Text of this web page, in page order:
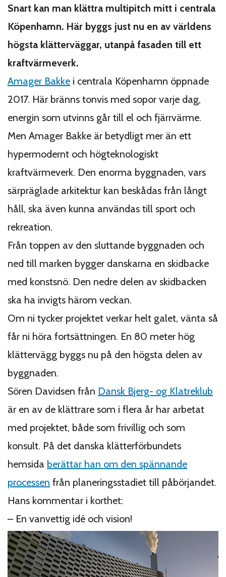
Snart kan man klättra multipitch mitt i centrala
Köpenhamn. Här byggs just nu en av världens
högsta klätterväggar, utanpå fasaden till ett
kraftvärmeverk.
Amager Bakke i centrala Köpenhamn öppnade
2017. Här bränns tonvis med sopor varje dag,
energin som utvinns går till el och fjärrvärme.
Men Amager Bakke är betydligt mer än ett
hypermodernt och högteknologiskt
kraftvärmeverk. Den enorma byggnaden, vars
särpräglade arkitektur kan beskådas från långt
håll, ska även kunna användas till sport och
rekreation.
Från toppen av den sluttande byggnaden och
ned till marken bygger danskarna en skidbacke
med konstsnö. Den nedre delen av skidbacken
ska ha invigts härom veckan.
Om ni tycker projektet verkar helt galet, vänta så
får ni höra fortsättningen. En 80 meter hög
klättervägg byggs nu på den högsta delen av
byggnaden.
Sören Davidsen från Dansk Bjerg- og Klatreklub
är en av de klättrare som i flera år har arbetat
med projektet, både som frivillig och som
konsult. På det danska klätterförbundets
hemsida berättar han om den spännande
processen från planeringsstadiet till påbörjandet.
Hans kommentar i korthet:
– En vanvettig idé och vision!